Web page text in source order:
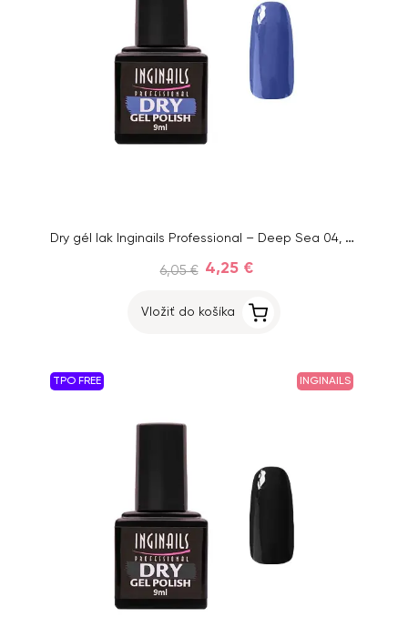
Dry gél lak Inginails Professional – Deep Sea 04, 9 ml
6,05 € 4,25 €
Vložiť do košíka
TPO FREE INGINAILS